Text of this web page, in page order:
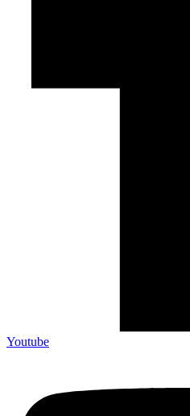
Youtube